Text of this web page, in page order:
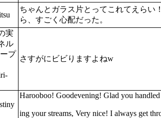
ちゃんとガラス片とってこれてえら
ら、すごく心配だった。
実
ル
プ
さすがにビビりますよねw
Harooboo! Goodevening! Glad you
ing your streams, Very nice! I always get